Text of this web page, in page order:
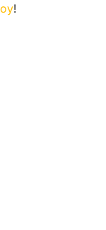
!